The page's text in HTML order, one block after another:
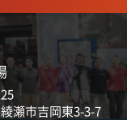
瀬市吉岡東3-3-7